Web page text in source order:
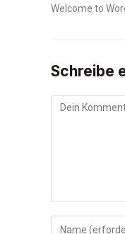
Welcome to
Schreibe